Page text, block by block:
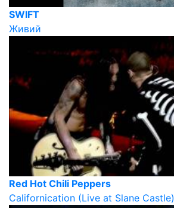
SWIFT
Живий
Red Hot Chili Peppers
Californication (Live at Slane Castle)